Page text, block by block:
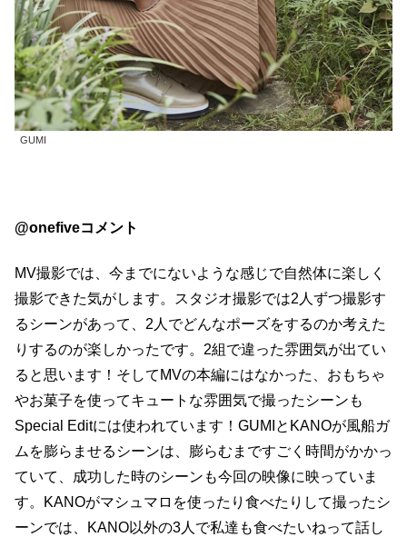
GUMI
@onefiveコメント
MV撮影では、今までにないような感じで自然体に楽しく
撮影できた気がします。スタジオ撮影では2人ずつ撮影す
るシーンがあって、2人でどんなポーズをするのか考えた
りするのが楽しかったです。2組で違った雰囲気が出てい
ると思います！そしてMVの本編にはなかった、おもちゃ
やお菓子を使ってキュートな雰囲気で撮ったシーンも
Special Editには使われています！GUMIとKANOが風船ガ
ムを膨らませるシーンは、膨らむまですごく時間がかかっ
ていて、成功した時のシーンも今回の映像に映っていま
す。KANOがマシュマロを使ったり食べたりして撮ったシ
ーンでは、KANO以外の3人で私達も食べたいねって話し